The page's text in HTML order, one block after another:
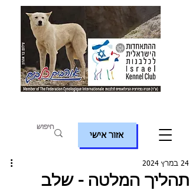
אזור אישי
תהליך המלטה - שלב
24 במרץ 2024